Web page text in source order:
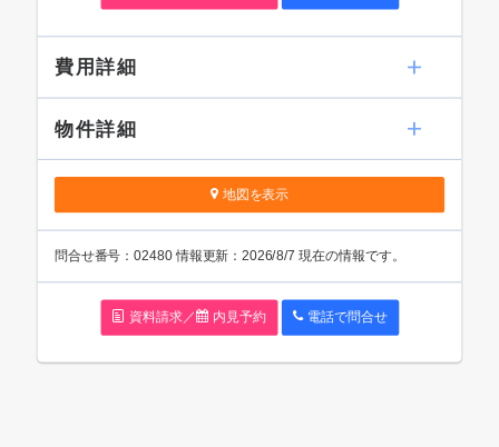
費用詳細
物件詳細
地図を表示
問合せ番号：02480 情報更新：2026/8/7 現在の情報です。
資料請求／ 内見予約 電話で問合せ